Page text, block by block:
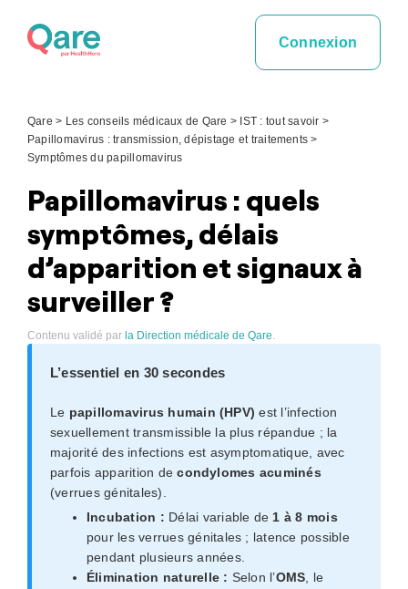
Connexion
Qare > Les conseils médicaux de Qare > IST : tout savoir >
Papillomavirus : transmission, dépistage et traitements >
Symptômes du papillomavirus
Papillomavirus : quels
symptômes, délais
d’apparition et signaux à
surveiller ?
Contenu validé par la Direction médicale de Qare.
L’essentiel en 30 secondes
Le papillomavirus humain (HPV) est l’infection
sexuellement transmissible la plus répandue ; la
majorité des infections est asymptomatique, avec
parfois apparition decondylomes acuminés
(verrues génitales).
Incubation : Délai variable de 1 à 8 mois
pour les verrues génitales ; latence possible
pendant plusieurs années.
Élimination naturelle : Selon l’OMS , le